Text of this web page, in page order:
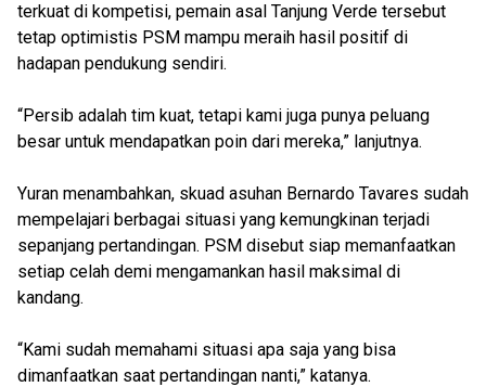
terkuat di kompetisi, pemain asal Tanjung Verde tersebut
tetap optimistis PSM mampu meraih hasil positif di
hadapan pendukung sendiri.
“Persib adalah tim kuat, tetapi kami juga punya peluang
besar untuk mendapatkan poin dari mereka,” lanjutnya.
Yuran menambahkan, skuad asuhan Bernardo Tavares sudah
mempelajari berbagai situasi yang kemungkinan terjadi
sepanjang pertandingan. PSM disebut siap memanfaatkan
setiap celah demi mengamankan hasil maksimal di
kandang.
“Kami sudah memahami situasi apa saja yang bisa
dimanfaatkan saat pertandingan nanti,” katanya.